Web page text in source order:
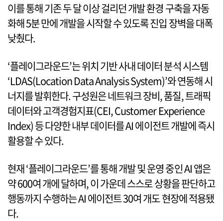
이를 통해 기존 두 달 이상 걸리던 개발 환경 구축을 자동
화해 5분 만에 개발을 시작할 수 있도록 진입 장벽을 대폭
낮췄다.
‘플레이그라운드’는 위치 기반 사내 데이터 분석 시스템
‘LDAS(Location Data Analysis System)’와 연동해 시
너지를 발휘한다. 구성원은 네트워크 장비, 품질, 트래픽
데이터와 고객경험지표(CEI, Customer Experience
Index) 등 다양한 내부 데이터를 AI 에이전트 개발에 즉시
활용할 수 있다.
현재 ‘플레이그라운드’를 통해 개발 및 운영 중인 AI 앱은
약 600여 개에 달하며, 이 가운데 스스로 상황을 판단하고
행동까지 수행하는 AI 에이전트 30여 개도 현장에 적용됐
다.